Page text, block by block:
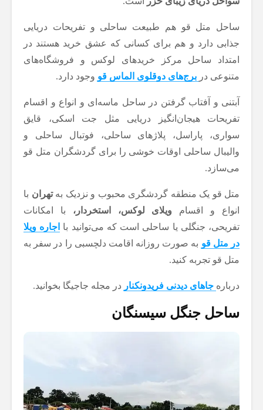
ساحل متل قو هم طبیعت ساحلی و تفریحات دریایی
جذابی دارد و هم برای کسانی که عشق خرید هستند در
امتداد ساحل مرکز خریدهای لوکس و فروشگاه‌های
متنوعی در برج‌های دوقلوی الماس قو وجود دارد.
آبتنی و آفتاب گرفتن در ساحل ماسه‌ای و انواع و اقسام
تفریحات هیجان‌انگیز دریایی مثل جت اسکی، قایق
سواری، پاراسل، پلاژهای ساحلی، فوتبال ساحلی و
والیبال ساحلی اوقات خوشی را برای گردشگران متل قو
می‌سازد.
متل قو یک منطقه گردشگری محبوب و نزدیک بهتهران با
انواع و اقسام ویلای لوکس، استخردار، با امکانات
تفریحی، جنگلی یا ساحلی است که می‌توانید با اجاره ویلا
در متل قو به صورت روزانه اقامت دلچسبی را در سفر به
متل قو تجربه کنید.
درباره جاهای دیدنی فریدونکنار در مجله جاجیگا بخوانید.
ساحل جنگل سیسنگان